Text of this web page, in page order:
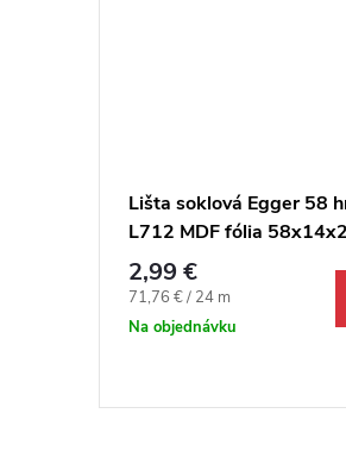
Lišta soklová Egger 58
L712 MDF fólia
mm
2,99 €
Jednotková cena:
71,76 € / 24 m
Na objednávku